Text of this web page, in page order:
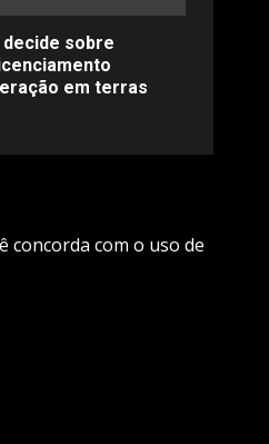
decide sobre
em terras
concorda com o uso de